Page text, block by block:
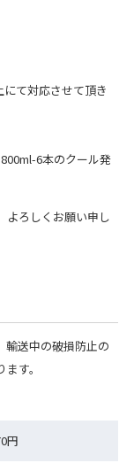
て対応させて頂き
6本のクール発
よろしくお願い申し
輸送中の破損防止の
す。
円